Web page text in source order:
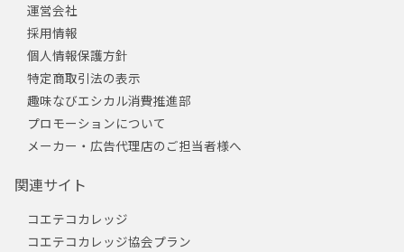
運営会社
採用情報
個人情報保護方針
特定商取引法の表示
趣味なびエシカル消費推進部
プロモーションについて
メーカー・広告代理店のご担当者様へ
関連サイト
コエテコカレッジ
コエテコカレッジ協会プラン